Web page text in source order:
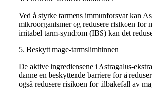
Ved å styrke tarmens immunforsvar kan
mikroorganismer og redusere risikoen for
irritabel tarm-syndrom (IBS) kan det
5. Beskytt mage-tarmslimhinnen
De aktive ingrediensene i Astragalus-
danne en beskyttende barriere for å
også redusere risikoen for tilbakefall av